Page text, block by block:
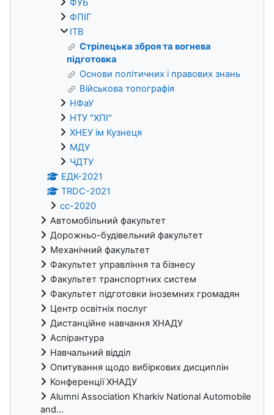
ФУБ
ФПІГ
ІТВ
Стрілецька зброя та вогнева
підготовка
Основи політичних і правових знань
Військова топографія
НФаУ
НТУ "ХПІ"
ХНЕУ ім Кузнеця
МДУ
ЧДТУ
ЕДК-2021
TRDC-2021
cc-2020
Автомобільний факультет
Дорожньо-будівельний факультет
Механічний факультет
Факультет управління та бізнесу
Факультет транспортних систем
Факультет підготовки іноземних громадян
Центр освітніх послуг
Дистанційне навчання ХНАДУ
Аспірантура
Навчальний відділ
Опитування щодо вибіркових дисциплін
Конференції ХНАДУ
Alumni Association Kharkiv National Automobile
and...